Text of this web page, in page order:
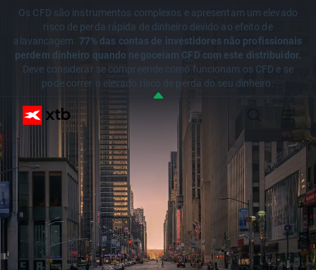
Os CFD são instrumentos complexos e apresentam um elevado
risco de perda rápida de dinheiro devido ao efeito de
alavancagem. 77% das contas de investidores não profissionais
perdem dinheiro quando negoceiam CFD com este distribuidor.
Deve considerar se compreende como funcionam os CFD e se
pode correr o elevado risco de perda do seu dinheiro.